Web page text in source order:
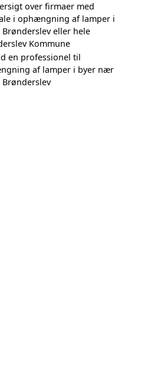
over firmaer med
i ophængning af lamper i
eller hele
Kommune
en professionel til
af lamper i byer nær